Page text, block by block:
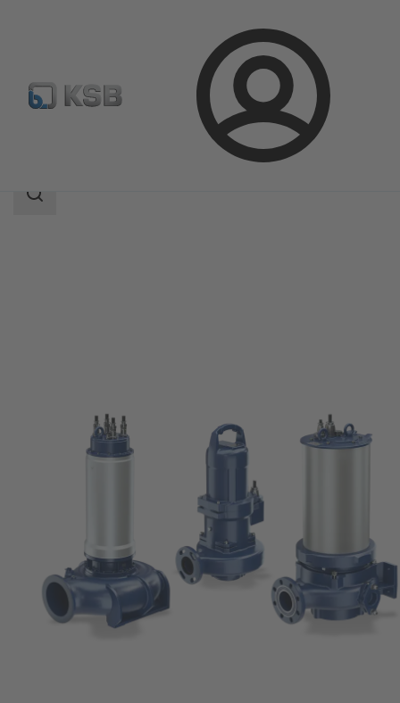
Kirjaudu
Amarex KRT
Haun